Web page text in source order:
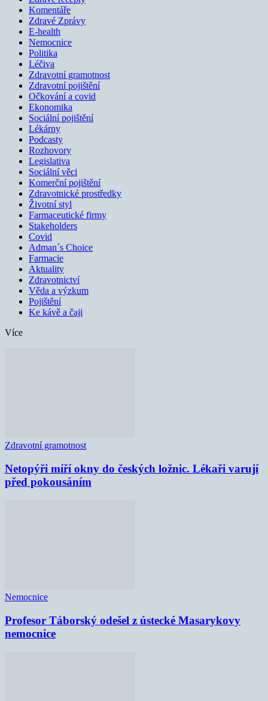
Komentáře
Zdravé Zprávy
E-health
Nemocnice
Politika
Léčiva
Zdravotní gramotnost
Zdravotní pojištění
Očkování a covid
Ekonomika
Sociální pojištění
Lékárny
Podcasty
Rozhovory
Legislativa
Sociální věci
Komerční pojištění
Zdravotnické prostředky
Životní styl
Farmaceutické firmy
Stakeholders
Covid
Adman´s Choice
Farmacie
Aktuality
Zdravotnictví
Věda a výzkum
Pojištění
Ke kávě a čaji
Více
Zdravotní gramotnost
Netopýři míří okny do českých ložnic. Lékaři varují
před pokousáním
Nemocnice
Profesor Táborský odešel z ústecké Masarykovy
nemocnice